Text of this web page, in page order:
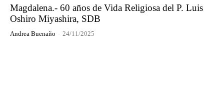
Magdalena.- 60 años de Vida Religiosa del P. Luis
Oshiro Miyashira, SDB
Andrea Buenaño - 24/11/2025